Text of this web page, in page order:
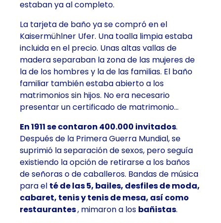
estaban ya al completo.
La tarjeta de baño ya se compró en el
Kaisermühlner Ufer. Una toalla limpia estaba
incluida en el precio. Unas altas vallas de
madera separaban la zona de las mujeres de
la de los hombres y la de las familias. El baño
familiar también estaba abierto a los
matrimonios sin hijos. No era necesario
presentar un certificado de matrimonio…
En 1911 se contaron 400.000 invitados.
Después de la Primera Guerra Mundial, se
suprimió la separación de sexos, pero seguía
existiendo la opción de retirarse a los baños
de señoras o de caballeros. Bandas de música
para el té de las 5, bailes, desfiles de moda,
cabaret, tenis y tenis de mesa, así como
restaurantes, mimaron a los bañistas.